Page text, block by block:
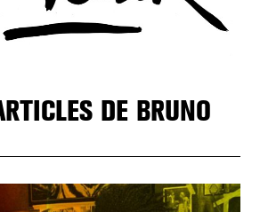
DE BRUNO